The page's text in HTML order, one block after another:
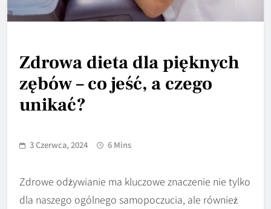
Zdrowa dieta dla pięknych
zębów – co jeść, a czego
unikać?
3 Czerwca, 2024 6 Mins
Zdrowe odżywianie ma kluczowe znaczenie nie tylko
dla naszego ogólnego samopoczucia, ale również